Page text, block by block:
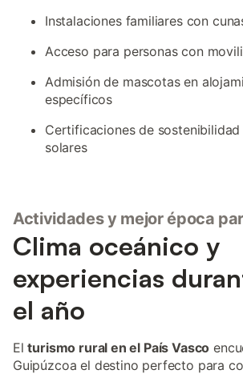
Instalaciones familiares con
Acceso para personas con
Admisión de mascotas en
específicos
Certificaciones de sostenibilidad
solares
Actividades y mejor época
Clima oceánico y
experiencias
el año
Elturismo rural en el País Vasco
Guipúzcoa el destino perfecto para